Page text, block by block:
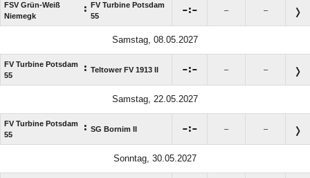
FSV Grün-Weiß
Niemegk
: FV Turbine Potsdam
55
: – –
Samstag, 08.05.2027
FV Turbine Potsdam
55
: Teltower FV 1913 II : – –
Samstag, 22.05.2027
FV Turbine Potsdam
55
: SG Bornim II : – –
Sonntag, 30.05.2027